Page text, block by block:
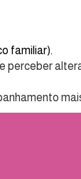
familiar).
perceber